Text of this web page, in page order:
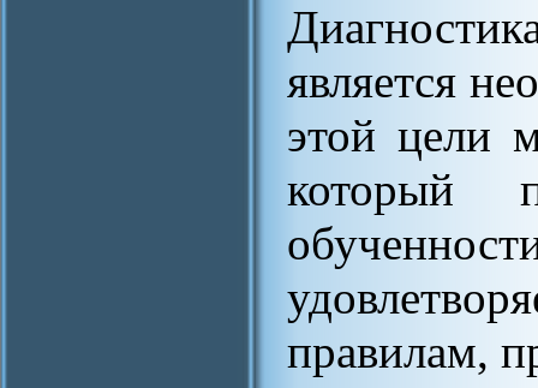
является
этой цели
который
правилам,